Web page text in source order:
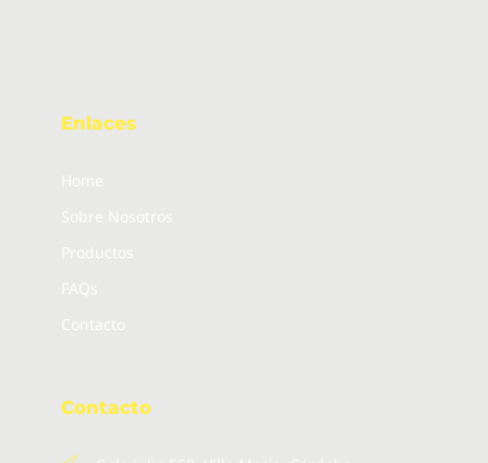
Enlaces
Home
Sobre Nosotros
Productos
FAQs
Contacto
Contacto